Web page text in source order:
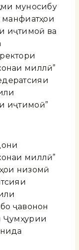
муносибу
манфиатҳои
иҷтимоӣ ва
миллӣ”
иҷтимоӣ”
миллӣ”
низомӣ
ҷавонон
Ҷумҳурии